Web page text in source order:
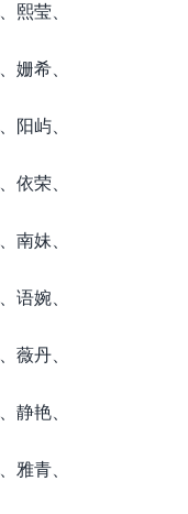
熙莹、
姗希、
阳屿、
依荣、
南妹、
语婉、
薇丹、
静艳、
雅青、